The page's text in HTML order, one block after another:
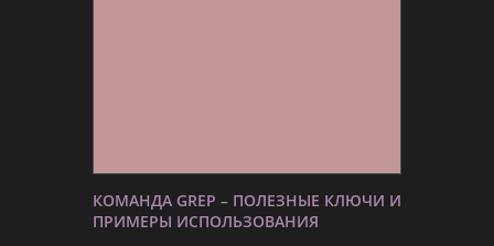
КОМАНДА GREP – ПОЛЕЗНЫЕ КЛЮЧИ И
ПРИМЕРЫ ИСПОЛЬЗОВАНИЯ